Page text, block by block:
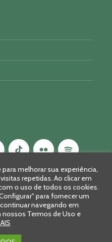
R. Marechal Deodoro, 450, 14º
melhorar sua experiência,
repetidas. Ao clicar em
o uso de todos os cookies.
para fornecer um
navegando em
Termos de Uso e